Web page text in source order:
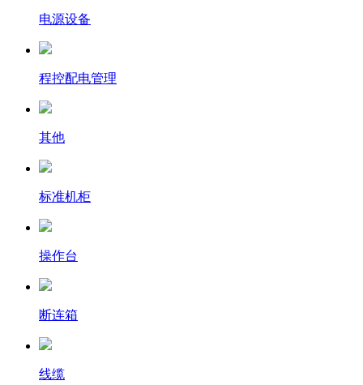
电源设备
程控配电管理
其他
标准机柜
操作台
断连箱
线缆